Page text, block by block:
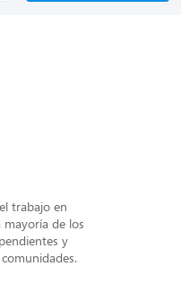
trabajo en
de los
y